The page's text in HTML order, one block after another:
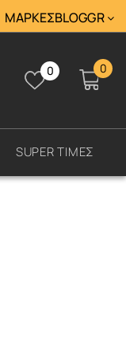
ΜΆΡΚΕΣBLOGGR
0 0
SUPER ΤΙΜΕΣ